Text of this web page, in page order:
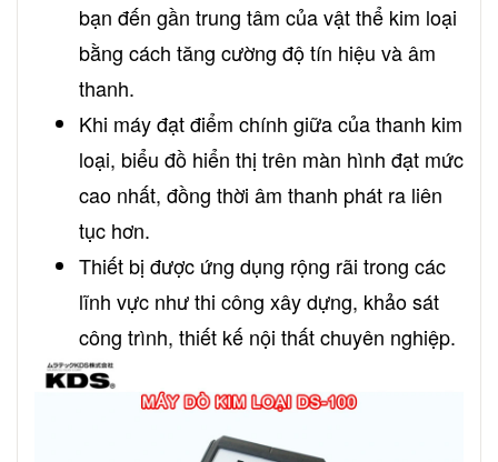
bạn đến gần trung tâm của vật thể kim loại
bằng cách tăng cường độ tín hiệu và âm
thanh.
Khi máy đạt điểm chính giữa của thanh kim
loại, biểu đồ hiển thị trên màn hình đạt mức
cao nhất, đồng thời âm thanh phát ra liên
tục hơn.
Thiết bị được ứng dụng rộng rãi trong các
lĩnh vực như thi công xây dựng, khảo sát
công trình, thiết kế nội thất chuyên nghiệp.